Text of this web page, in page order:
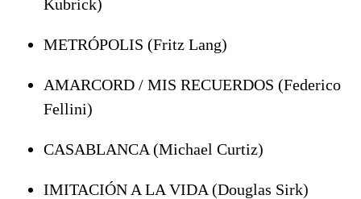
Kubrick)
METRÓPOLIS (Fritz Lang)
AMARCORD / MIS RECUERDOS (Federico
Fellini)
CASABLANCA (Michael Curtiz)
IMITACIÓN A LA VIDA (Douglas Sirk)